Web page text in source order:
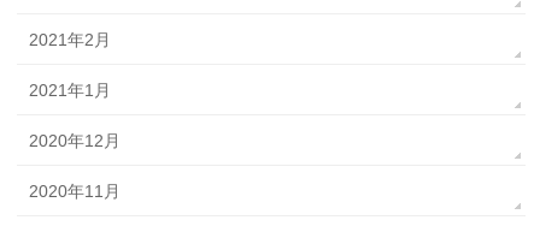
2021年2月
2021年1月
2020年12月
2020年11月